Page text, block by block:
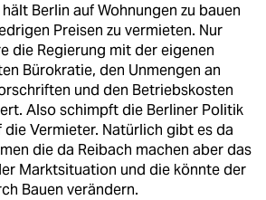
Berlin auf Wohnungen zu bauen
Preisen zu vermieten. Nur
die Regierung mit der eigenen
Bürokratie, den Unmengen an
und den Betriebskosten
Also schimpft die Berliner Politik
die Vermieter. Natürlich gibt es da
die da Reibach machen aber das
Marktsituation und die könnte der
Bauen verändern.